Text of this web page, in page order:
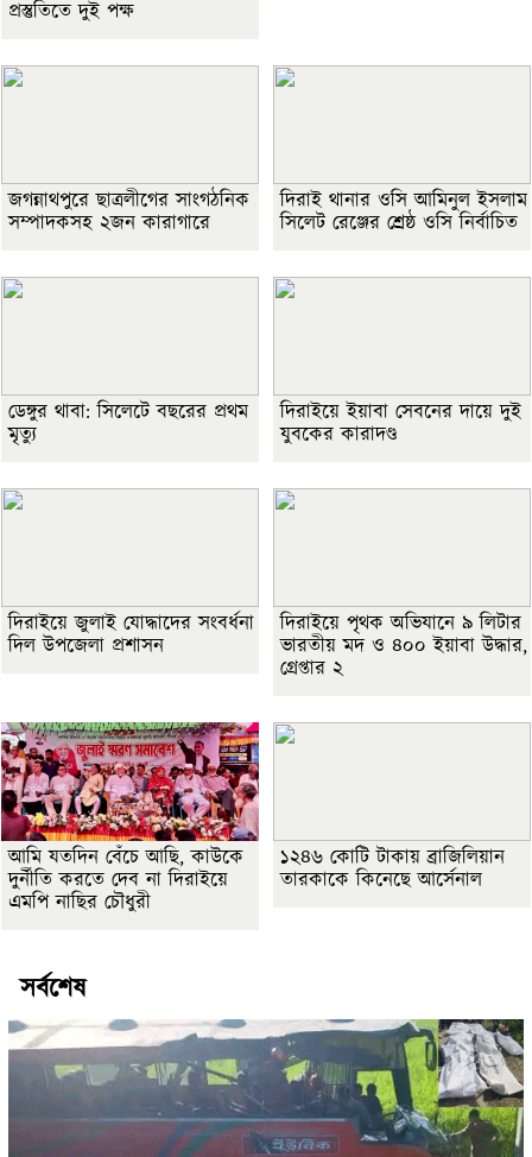
প্রস্তুতিতে দুই পক্ষ
জগন্নাথপুরে ছাত্রলীগের সাংগঠনিক
সম্পাদকসহ ২জন কারাগারে
দিরাই থানার ওসি আমিনুল ইসলাম
সিলেট রেঞ্জের শ্রেষ্ঠ ওসি নির্বাচিত
ডেঙ্গুর থাবা: সিলেটে বছরের প্রথম
মৃত্যু
দিরাইয়ে ইয়াবা সেবনের দায়ে দুই
যুবকের কারাদণ্ড
দিরাইয়ে জুলাই যোদ্ধাদের সংবর্ধনা
দিল উপজেলা প্রশাসন
দিরাইয়ে পৃথক অভিযানে ৯ লিটার
ভারতীয় মদ ও ৪০০ ইয়াবা উদ্ধার,
গ্রেপ্তার ২
আমি যতদিন বেঁচে আছি, কাউকে
দুর্নীতি করতে দেব না দিরাইয়ে
এমপি নাছির চৌধুরী
১২৪৬ কোটি টাকায় ব্রাজিলিয়ান
তারকাকে কিনেছে আর্সেনাল
সর্বশেষ